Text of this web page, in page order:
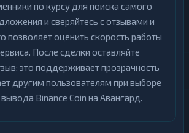
по курсу для поиска самого
и сверяйтесь с отзывами и
позволяет оценить скорость работы
После сделки оставляйте
это поддерживает прозрачность
другим пользователям при выборе
Binance Coin на Авангард.